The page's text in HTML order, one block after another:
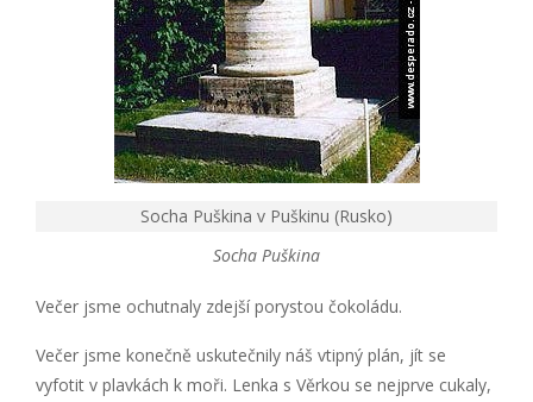
Socha Puškina v Puškinu (Rusko)
Socha Puškina
Večer jsme ochutnaly zdejší porystou čokoládu.
Večer jsme konečně uskutečnily náš vtipný plán, jít se
vyfotit v plavkách k moři. Lenka s Věrkou se nejprve cukaly,